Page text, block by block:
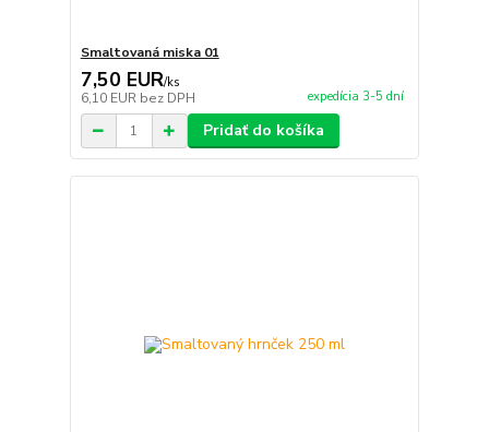
Smaltovaná miska 01
7,50 EUR/ks
6,10 EUR bez DPH expedícia 3-5 dní
Pridať do košíka